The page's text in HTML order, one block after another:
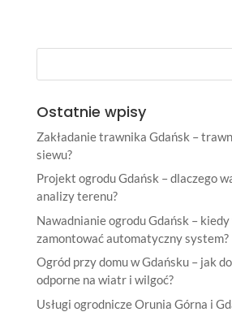
Ostatnie wpisy
Zakładanie trawnika Gdańsk –
siewu?
Projekt ogrodu Gdańsk – dlaczego
analizy terenu?
Nawadnianie ogrodu Gdańsk –
zamontować automatyczny system?
Ogród przy domu w Gdańsku – jak
odporne na wiatr i wilgoć?
Usługi ogrodnicze Orunia Górna i